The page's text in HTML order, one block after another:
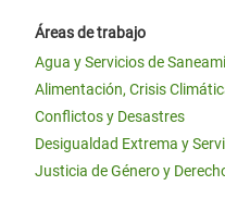
Áreas de trabajo
Agua y Servicios de
Alimentación, Crisis
Conflictos y Desastres
Desigualdad Extrema y
Justicia de Género y